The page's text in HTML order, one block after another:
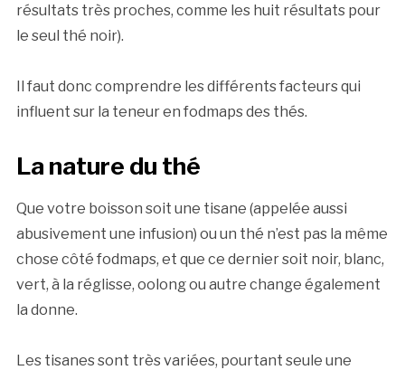
résultats très proches, comme les huit résultats pour
le seul thé noir).
Il faut donc comprendre les différents facteurs qui
influent sur la teneur en fodmaps des thés.
La nature du thé
Que votre boisson soit une tisane (appelée aussi
abusivement une infusion) ou un thé n’est pas la même
chose côté fodmaps, et que ce dernier soit noir, blanc,
vert, à la réglisse, oolong ou autre change également
la donne.
Les tisanes sont très variées, pourtant seule une